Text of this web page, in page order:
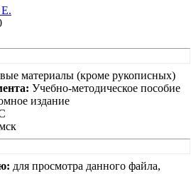
Е.
материалы (кроме рукописных)
Учебно-методическое пособие
издание
для просмотра данного файла,